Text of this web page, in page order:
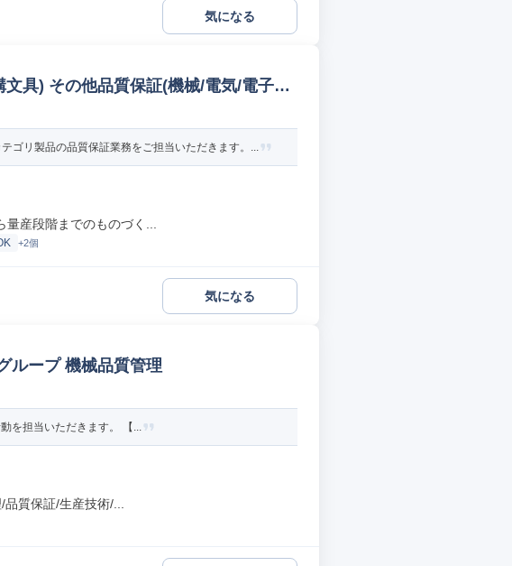
気になる
文具) その他品質保証(機械/電気/電子製
ゴリ製品の品質保証業務をご担当いただきます。...
産段階までのものづく...
+2個
気になる
ループ 機械品質管理
を担当いただきます。 【...
質保証/生産技術/...